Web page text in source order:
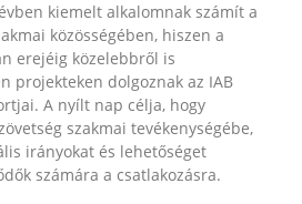
kiemelt alkalomnak számít a
közösségében, hiszen a
erejéig közelebbről is
projekteken dolgoznak az IAB
A nyílt nap célja, hogy
szakmai tevékenységébe,
irányokat és lehetőséget
számára a csatlakozásra.